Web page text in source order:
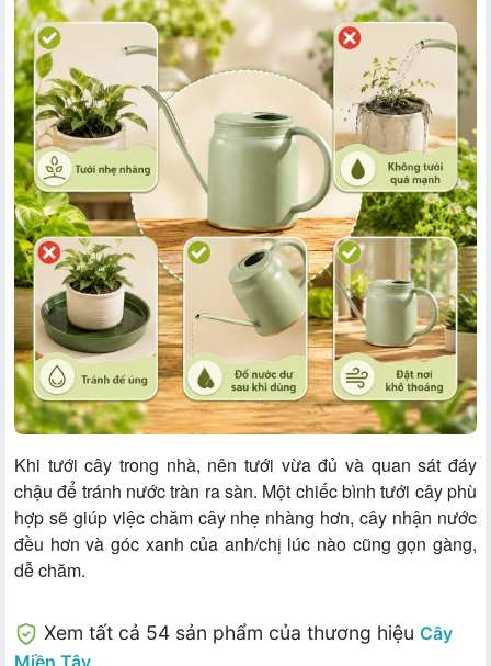
Khi tưới cây trong nhà, nên tưới vừa đủ và quan sát đáy
chậu để tránh nước tràn ra sàn. Một chiếc bình tưới cây phù
hợp sẽ giúp việc chăm cây nhẹ nhàng hơn, cây nhận nước
đều hơn và góc xanh của anh/chị lúc nào cũng gọn gàng,
dễ chăm.
Xem tất cả 54 sản phẩm của thương hiệu Cây
Miền Tây